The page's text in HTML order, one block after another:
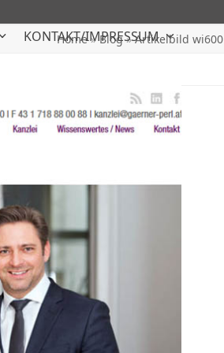
KONTAKT/IMPRESSUM
Home»Blog»Artikelbild wi600